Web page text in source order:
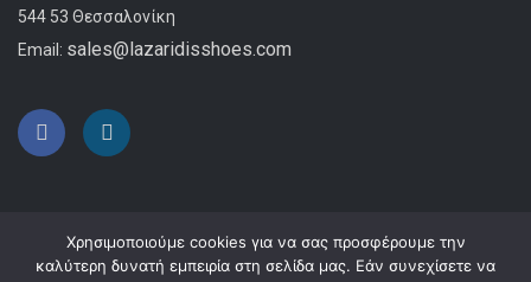
544 53 Θεσσαλονίκη
Email: sales@lazaridisshoes.com
Χρησιμοποιούμε cookies για να σας προσφέρουμε την
καλύτερη δυνατή εμπειρία στη σελίδα μας. Εάν συνεχίσετε να